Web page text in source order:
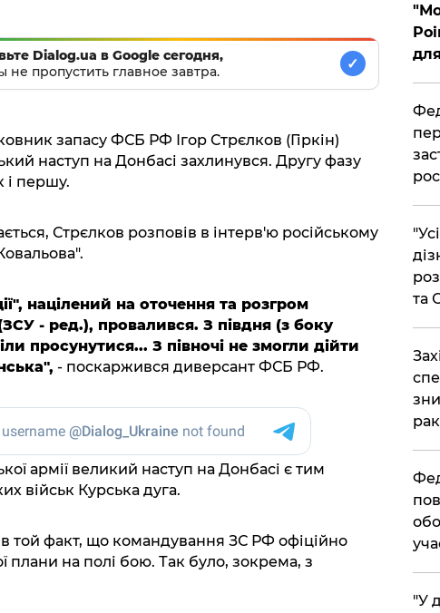
Dialog.ua в Google сегодня,
не пропустить главное завтра.
✓
запасу ФСБ РФ Ігор Стрєлков (Гіркін)
наступ на Донбасі захлинувся. Другу фазу
і першу.
Стрєлков розповів в інтерв'ю російському
націлений на оточення та розгром
- ред.), провалився. З півдня (з боку
просунутися... З півночі не змогли дійти
- поскаржився диверсант ФСБ РФ.
армії великий наступ на Донбасі є тим
військ Курська дуга.
той факт, що командування ЗС РФ офіційно
плани на полі бою. Так було, зокрема, з
та
​"У